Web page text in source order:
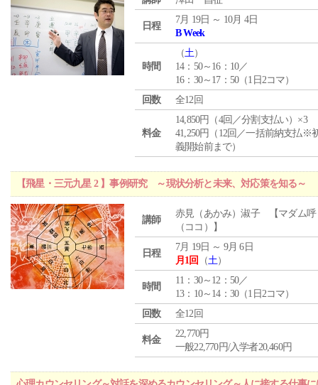
日程
7月 19日 ～ 10月 4日
B Week
時間
（土）
14：50～16：10／
16：30～17：50（1日2コマ）
回数
全12回
料金
14,850円（4回／分割支払い）×3
41,250円（12回／一括前納支払※
義開始前まで）
【飛星・三元九星 2 】事例研究 ～現状分析と未来、対応策を知る～
講師
赤見（あかみ）淑子 【マダム呼
（ココ）】
日程
7月 19日 ～ 9月 6日
月1回
（土）
時間
11：30～12：50／
13：10～14：30（1日2コマ）
回数
全12回
料金
22,770円
一般22,770円/入学者20,460円